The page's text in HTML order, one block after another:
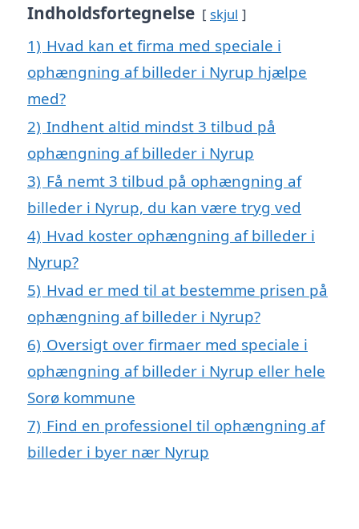
Indholdsfortegnelse skjul
1) Hvad kan et firma med speciale i
ophængning af billeder i Nyrup hjælpe
med?
2) Indhent altid mindst 3 tilbud på
ophængning af billeder i Nyrup
3) Få nemt 3 tilbud på ophængning af
billeder i Nyrup, du kan være tryg ved
4) Hvad koster ophængning af billeder i
Nyrup?
5) Hvad er med til at bestemme prisen på
ophængning af billeder i Nyrup?
6) Oversigt over firmaer med speciale i
ophængning af billeder i Nyrup eller hele
Sorø kommune
7) Find en professionel til ophængning af
billeder i byer nær Nyrup